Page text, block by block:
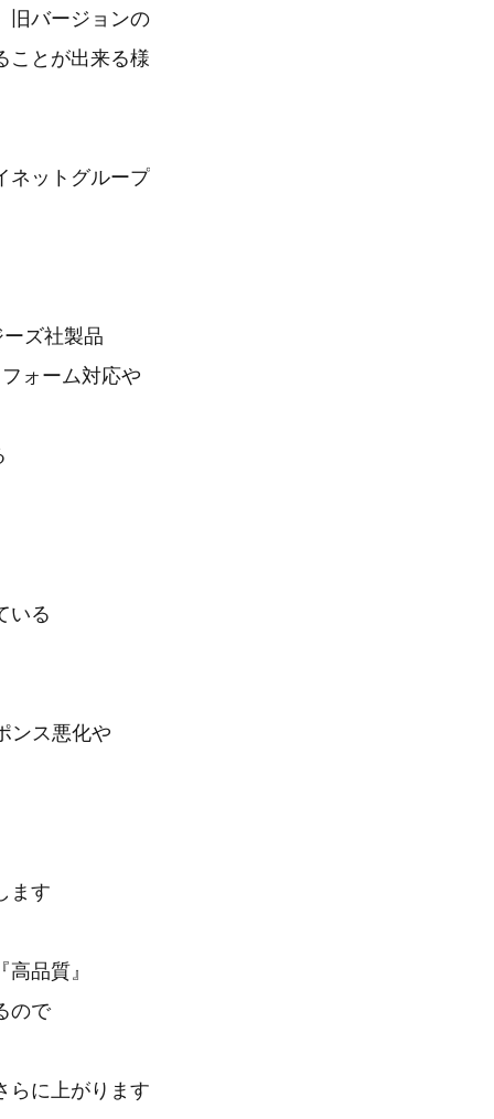
旧バージョンの
ことが出来る様
ネットグループ
ズ社製品
ォーム対応や
いる
ンス悪化や
ます
品質』
ので
に上がります